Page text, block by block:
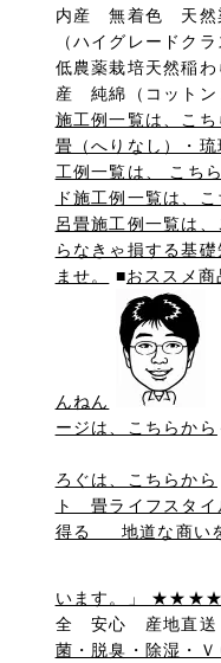
内産 無着色 天然
（ハイグレードク
低農薬栽培天然稲
産 純綿（コット
施工例一覧は、こち
畳（へりなし）・
工例一覧は、 こち
ド施工例一覧は、
呂畳施工例一覧は、
らなきゃ損する基
ませ。
■おススメ商
んねん
ージは、こちらから
ろぐは、こちらから
ト 畳ライフスタイ
得る 地道な商い
います。」
全 安心 産地直送
菌・脱臭・除湿・